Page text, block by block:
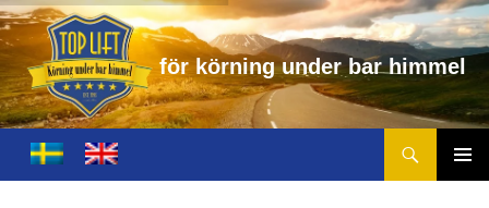
örning under bar himme
Toplift.se – för körning under bar himmel
HOPPA
TILL